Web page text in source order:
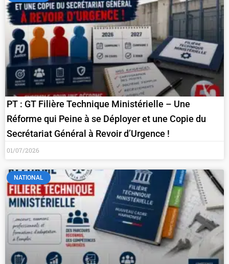
PT : GT Filière Technique Ministérielle – Une
Réforme qui Peine à se Déployer et une Copie du
Secrétariat Général à Revoir d’Urgence !
01/07/2026
NATIONAL